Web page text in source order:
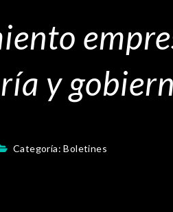
y
Categoría:Boletines